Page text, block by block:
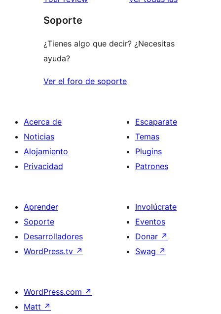
estrellas
Soporte
¿Tienes algo que decir? ¿Necesitas
ayuda?
Ver el foro de soporte
Acerca de
Noticias
Alojamiento
Privacidad
Escaparate
Temas
Plugins
Patrones
Aprender
Soporte
Desarrolladores
WordPress.tv ↗
Involúcrate
Eventos
Donar ↗
Swag ↗
WordPress.com ↗
Matt ↗